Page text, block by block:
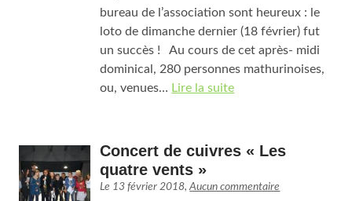
bureau de l’association sont heureux : le
loto de dimanche dernier (18 février) fut
un succès ! Au cours de cet après- midi
dominical, 280 personnes mathurinoises,
ou, venues… Lire la suite
Concert de cuivres « Les
quatre vents »
Le 13 février 2018,Aucun commentaire